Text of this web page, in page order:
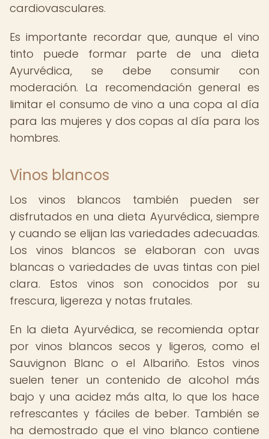
cardiovasculares.
Es importante recordar que, aunque el vino
tinto puede formar parte de una dieta
Ayurvédica, se debe consumir con
moderación. La recomendación general es
limitar el consumo de vino a una copa al día
para las mujeres y dos copas al día para los
hombres.
Vinos blancos
Los vinos blancos también pueden ser
disfrutados en una dieta Ayurvédica, siempre
y cuando se elijan las variedades adecuadas.
Los vinos blancos se elaboran con uvas
blancas o variedades de uvas tintas con piel
clara. Estos vinos son conocidos por su
frescura, ligereza y notas frutales.
En la dieta Ayurvédica, se recomienda optar
por vinos blancos secos y ligeros, como el
Sauvignon Blanc o el Albariño. Estos vinos
suelen tener un contenido de alcohol más
bajo y una acidez más alta, lo que los hace
refrescantes y fáciles de beber. También se
ha demostrado que el vino blanco contiene